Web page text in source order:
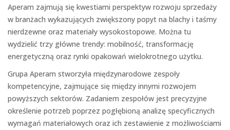
Aperam zajmują się kwestiami perspektyw rozwoju sprzedaży
w branżach wykazujących zwiększony popyt na blachy i taśmy
nierdzewne oraz materiały wysokostopowe. Można tu
wydzielić trzy główne trendy: mobilność, transformację
energetyczną oraz rynki opakowań wielokrotnego użytku.
Grupa Aperam stworzyła międzynarodowe zespoły
kompetencyjne, zajmujące się między innymi rozwojem
powyższych sektorów. Zadaniem zespołów jest precyzyjne
określenie potrzeb poprzez pogłębioną analizę specyficznych
wymagań materiałowych oraz ich zestawienie z możliwościami